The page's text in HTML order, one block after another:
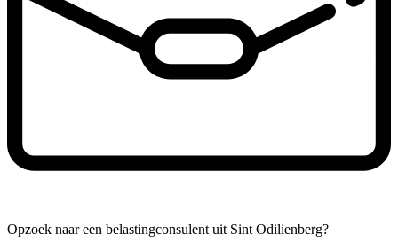
Opzoek naar een belastingconsulent uit Sint Odilienberg?